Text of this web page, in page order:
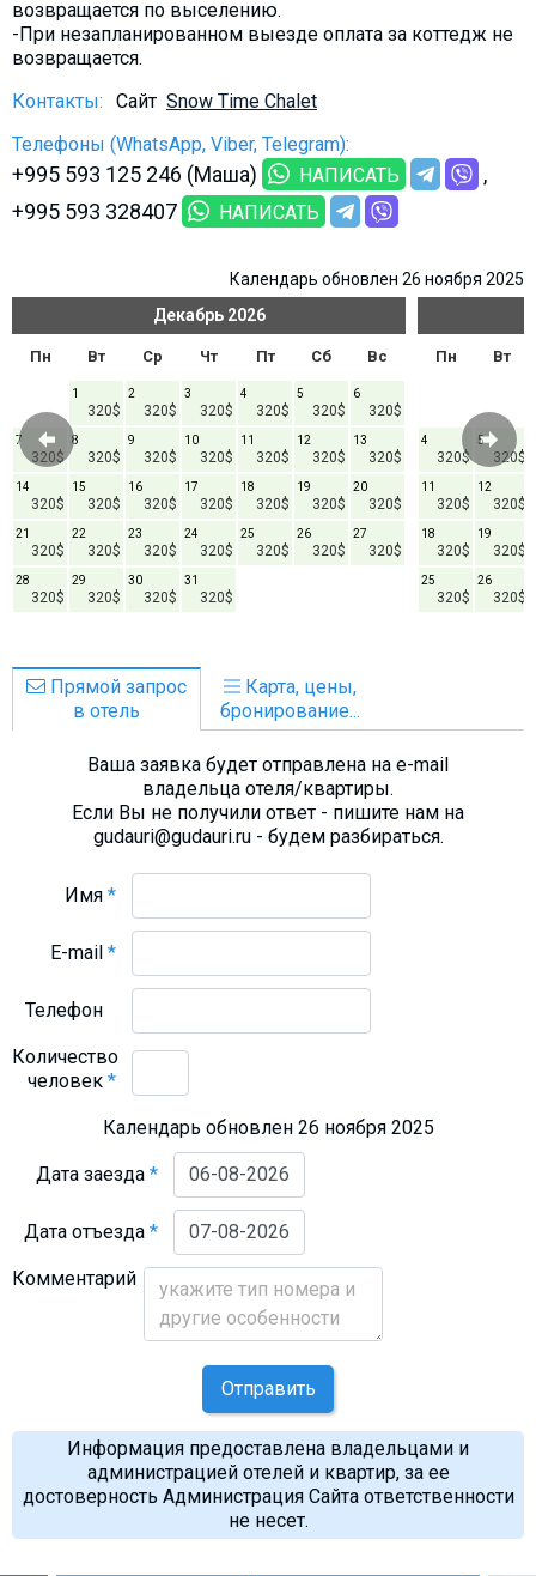
возвращается по выселению.
-При незапланированном выезде оплата за коттедж не
возвращается.
Контакты:
Сайт Snow Time Chalet
Телефоны (WhatsApp, Viber, Telegram):
+995 593 125 246 (Маша) НАПИСАТЬ
+995 593 328407 НАПИСАТЬ
Календарь обновлен 26 ноября 2025
Декабрь 2026
Пн Вт Ср Чт Пт Сб Вс
320$
1
320$
2
320$
3
320$
4
320$
5
320$
6
320$
7
320$
8
320$
9
320$
10
320$
11
320$
12
320$
13
320$
14
320$
15
320$
16
320$
17
320$
18
320$
19
320$
20
320$
21
320$
22
320$
23
320$
24
320$
25
320$
26
320$
27
320$
28
320$
29
320$
30
320$
31
Пн Вт
320$
4
320$
5
320$
11
320$
12
320$
18
320$
19
320$
25
320$
26
Прямой запрос
в отель
Карта, цены,
бронирование...
Ваша заявка будет отправлена на e-mail
владельца отеля/квартиры.
Если Вы не получили ответ - пишите нам на
gudauri@gudauri.ru - будем разбираться.
Имя*
E-mail*
Телефон
Количество
человек*
Календарь обновлен 26 ноября 2025
Дата заезда*
Дата отъезда*
Комментарий
Отправить
Информация предоставлена владельцами и
администрацией отелей и квартир, за ее
достоверность Администрация Сайта ответственности
не несет.